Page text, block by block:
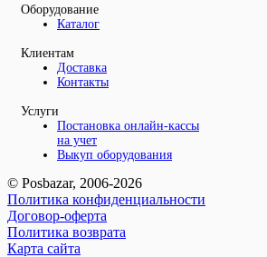
Оборудование
Каталог
Клиентам
Доставка
Контакты
Услуги
Постановка онлайн-кассы
на учет
Выкуп оборудования
© Posbazar, 2006-2026
Политика конфиденциальности
Договор-оферта
Политика возврата
Карта сайта